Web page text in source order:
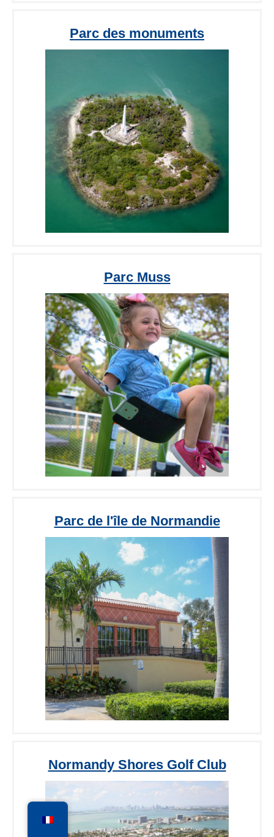
Parc des monuments
Parc Muss
Parc de l'île de Normandie
Normandy Shores Golf Club